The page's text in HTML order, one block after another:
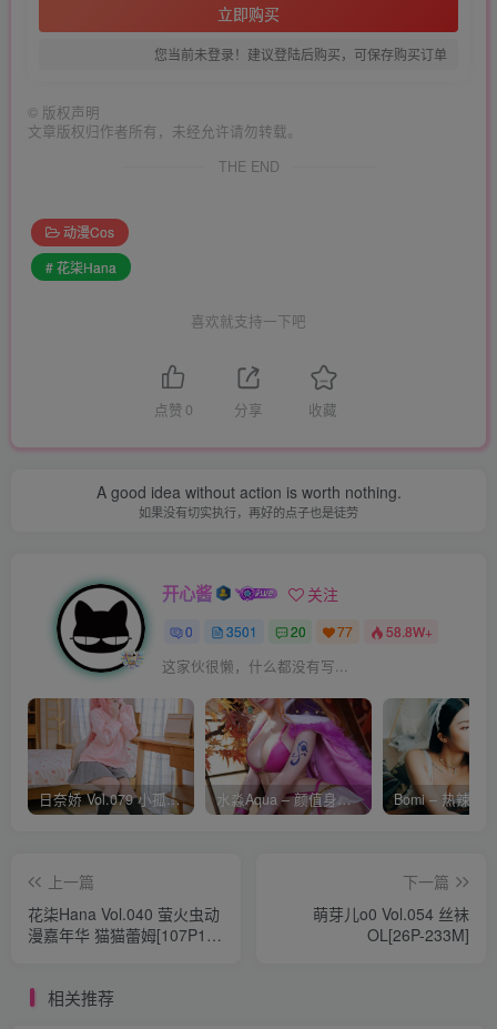
立即购买
您当前未登录！建议登陆后购买，可保存购买订单
© 版权声明
文章版权归作者所有，未经允许请勿转载。
THE END
动漫Cos
# 花柒Hana
喜欢就支持一下吧
点赞 0 分享 收藏
A good idea without action is worth nothing.
如果没有切实执行，再好的点子也是徒劳
开心酱 关注
0 3501 20 77 58.8W+
这家伙很懒，什么都没有写...
日奈娇 Vol.079 小孤独 [134P-1.84GB] 水淼Aqua – 颜值身材双在线 火爆日本 Cos写真作品合集
上一篇
花柒Hana Vol.040 萤火虫动
漫嘉年华 猫猫蕾姆[107P1V-
下一篇
萌芽儿o0 Vol.054 丝袜
OL[26P-233M]
相关推荐